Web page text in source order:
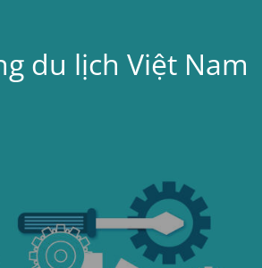
du lịch Việt Nam